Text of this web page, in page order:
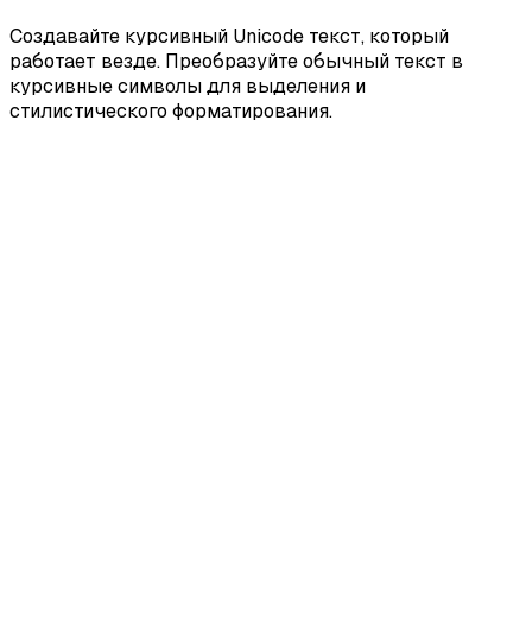
Создавайте курсивный Unicode текст, который
работает везде. Преобразуйте обычный текст в
курсивные символы для выделения и
стилистического форматирования.